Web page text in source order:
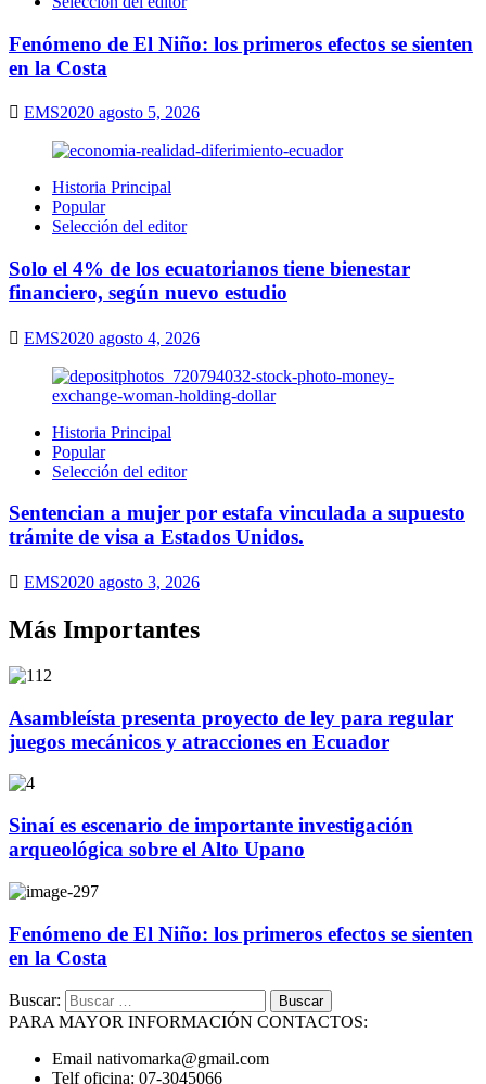
Fenómeno de El Niño: los primeros efectos se sienten
en la Costa
EMS2020 agosto 5, 2026
Historia Principal
Popular
Selección del editor
Solo el 4% de los ecuatorianos tiene bienestar
financiero, según nuevo estudio
EMS2020 agosto 4, 2026
Historia Principal
Popular
Selección del editor
Sentencian a mujer por estafa vinculada a supuesto
trámite de visa a Estados Unidos.
EMS2020 agosto 3, 2026
Más Importantes
Asambleísta presenta proyecto de ley para regular
juegos mecánicos y atracciones en Ecuador
Sinaí es escenario de importante investigación
arqueológica sobre el Alto Upano
Fenómeno de El Niño: los primeros efectos se sienten
en la Costa
Buscar:
PARA MAYOR INFORMACIÓN CONTACTOS:
Email nativomarka@gmail.com
Telf oficina: 07-3045066